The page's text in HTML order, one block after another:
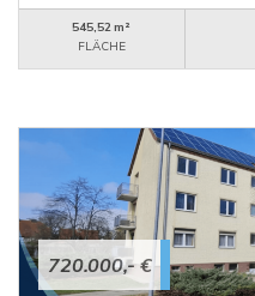
545,52 m²
FLÄCHE
720.000,- €